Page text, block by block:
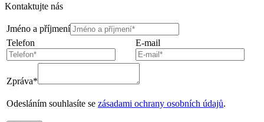
Kontaktujte nás
Jméno a příjmení
Telefon
E-mail
Zpráva*
Odesláním souhlasíte se zásadami ochrany osobních údajů.